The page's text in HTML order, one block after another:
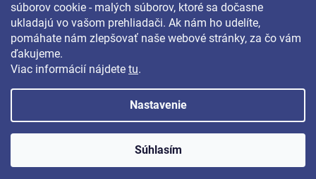
súborov cookie - malých súborov, ktoré sa dočasne
ukladajú vo vašom prehliadači. Ak nám ho udelíte,
pomáhate nám zlepšovať naše webové stránky, za čo vám
ďakujeme.
Viac informácií nájdete tu.
Nastavenie
Súhlasím
Copyright 2026 LAVONIO.sk. Všetky práva vyhradené.